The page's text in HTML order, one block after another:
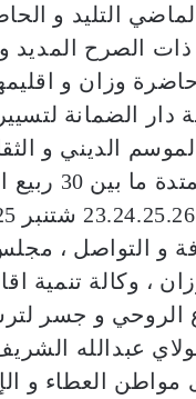
التليد و
ذات الصرح المديد
وزان و
الضمانة
الديني و
و التواصل ،
، وكالة تنمية
الروحي و جسر
عبدالله
العطاء و